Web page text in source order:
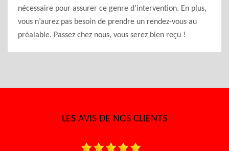
nécessaire pour assurer ce genre d’intervention. En plus,
vous n’aurez pas besoin de prendre un rendez-vous au
préalable. Passez chez nous, vous serez bien reçu !
LES AVIS DE NOS CLIENTS